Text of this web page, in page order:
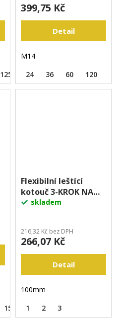
125 mm
399,75 Kč
Detail
M14
24
36 60 120
150 mm 180 mm
Flexibilní leštící
kotouč 3-KROK NA
TERACO A BETON
skladem
216,32 Kč bez DPH
266,07 Kč
Detail
100mm
1
2 3